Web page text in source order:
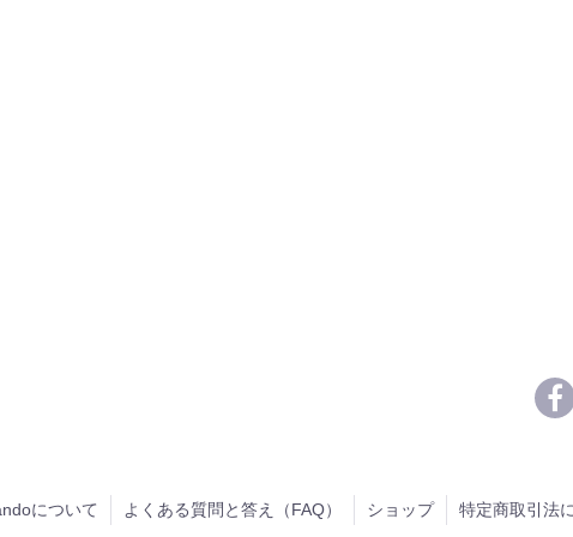
について よくある質問と答え（FAQ） ショップ 特定商取引法